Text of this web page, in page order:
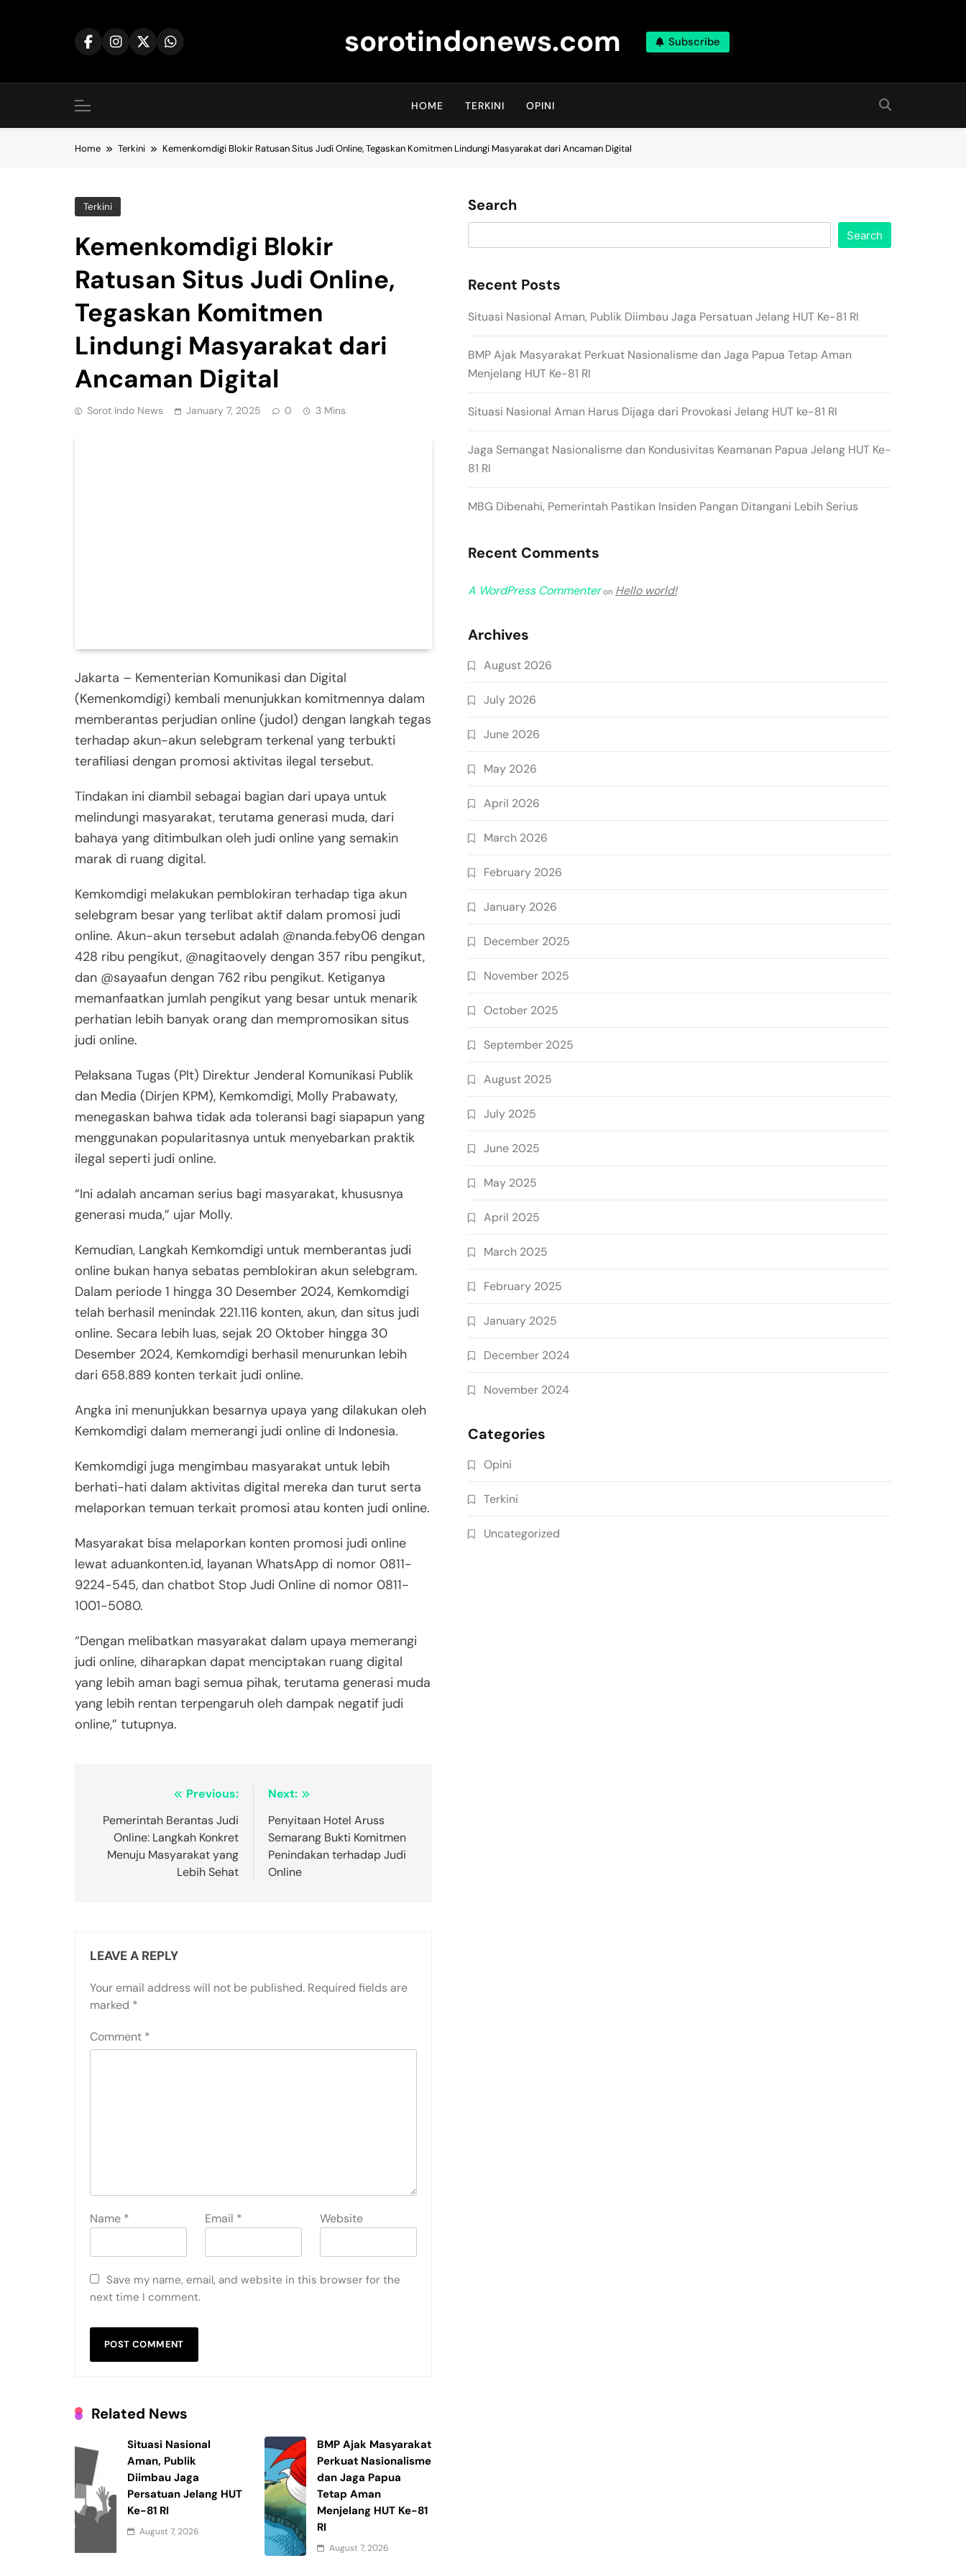
sorotindonews.com Subscribe
HOME TERKINI OPINI
Home Terkini Kemenkomdigi Blokir Ratusan Situs Judi Online, Tegaskan Komitmen Lindungi Masyarakat dari Ancaman Digital
Terkini
Kemenkomdigi Blokir
Ratusan Situs Judi Online,
Tegaskan Komitmen
Lindungi Masyarakat dari
Ancaman Digital
Sorot Indo News January 7, 2025 0 3 Mins
Jakarta – Kementerian Komunikasi dan Digital
(Kemenkomdigi) kembali menunjukkan komitmennya dalam
memberantas perjudian online (judol) dengan langkah tegas
terhadap akun-akun selebgram terkenal yang terbukti
terafiliasi dengan promosi aktivitas ilegal tersebut.
Tindakan ini diambil sebagai bagian dari upaya untuk
melindungi masyarakat, terutama generasi muda, dari
bahaya yang ditimbulkan oleh judi online yang semakin
marak di ruang digital.
Kemkomdigi melakukan pemblokiran terhadap tiga akun
selebgram besar yang terlibat aktif dalam promosi judi
online. Akun-akun tersebut adalah @nanda.feby06 dengan
428 ribu pengikut, @nagitaovely dengan 357 ribu pengikut,
dan @sayaafun dengan 762 ribu pengikut. Ketiganya
memanfaatkan jumlah pengikut yang besar untuk menarik
perhatian lebih banyak orang dan mempromosikan situs
judi online.
Pelaksana Tugas (Plt) Direktur Jenderal Komunikasi Publik
dan Media (Dirjen KPM), Kemkomdigi, Molly Prabawaty,
menegaskan bahwa tidak ada toleransi bagi siapapun yang
menggunakan popularitasnya untuk menyebarkan praktik
ilegal seperti judi online.
“Ini adalah ancaman serius bagi masyarakat, khususnya
generasi muda,” ujar Molly.
Kemudian, Langkah Kemkomdigi untuk memberantas judi
online bukan hanya sebatas pemblokiran akun selebgram.
Dalam periode 1 hingga 30 Desember 2024, Kemkomdigi
telah berhasil menindak 221.116 konten, akun, dan situs judi
online. Secara lebih luas, sejak 20 Oktober hingga 30
Desember 2024, Kemkomdigi berhasil menurunkan lebih
dari 658.889 konten terkait judi online.
Angka ini menunjukkan besarnya upaya yang dilakukan oleh
Kemkomdigi dalam memerangi judi online di Indonesia.
Kemkomdigi juga mengimbau masyarakat untuk lebih
berhati-hati dalam aktivitas digital mereka dan turut serta
melaporkan temuan terkait promosi atau konten judi online.
Masyarakat bisa melaporkan konten promosi judi online
lewat aduankonten.id, layanan WhatsApp di nomor 0811-
9224-545, dan chatbot Stop Judi Online di nomor 0811-
1001-5080.
“Dengan melibatkan masyarakat dalam upaya memerangi
judi online, diharapkan dapat menciptakan ruang digital
yang lebih aman bagi semua pihak, terutama generasi muda
yang lebih rentan terpengaruh oleh dampak negatif judi
online,” tutupnya.
navigation
Previous:
Pemerintah Berantas Judi
Online: Langkah Konkret
Menuju Masyarakat yang
Lebih Sehat
Next:
Penyitaan Hotel Aruss
Semarang Bukti Komitmen
Penindakan terhadap Judi
Online
LEAVE A REPLY
Your email address will not be published. Required fields are
marked *
Comment *
Name * Email * Website
Save my name, email, and website in this browser for the
next time I comment.
Related News
Situasi Nasional
Aman, Publik
Diimbau Jaga
Persatuan Jelang HUT
Ke-81 RI
August 7, 2026
BMP Ajak Masyarakat
Perkuat Nasionalisme
dan Jaga Papua
Tetap Aman
Menjelang HUT Ke-81
RI
August 7, 2026
Search
Search
Recent Posts
Situasi Nasional Aman, Publik Diimbau Jaga Persatuan Jelang HUT Ke-81 RI
BMP Ajak Masyarakat Perkuat Nasionalisme dan Jaga Papua Tetap Aman
Menjelang HUT Ke-81 RI
Situasi Nasional Aman Harus Dijaga dari Provokasi Jelang HUT ke-81 RI
Jaga Semangat Nasionalisme dan Kondusivitas Keamanan Papua Jelang HUT Ke-
81 RI
MBG Dibenahi, Pemerintah Pastikan Insiden Pangan Ditangani Lebih Serius
Recent Comments
A WordPress Commenteron Hello world!
Archives
August 2026
July 2026
June 2026
May 2026
April 2026
March 2026
February 2026
January 2026
December 2025
November 2025
October 2025
September 2025
August 2025
July 2025
June 2025
May 2025
April 2025
March 2025
February 2025
January 2025
December 2024
November 2024
Categories
Opini
Terkini
Uncategorized